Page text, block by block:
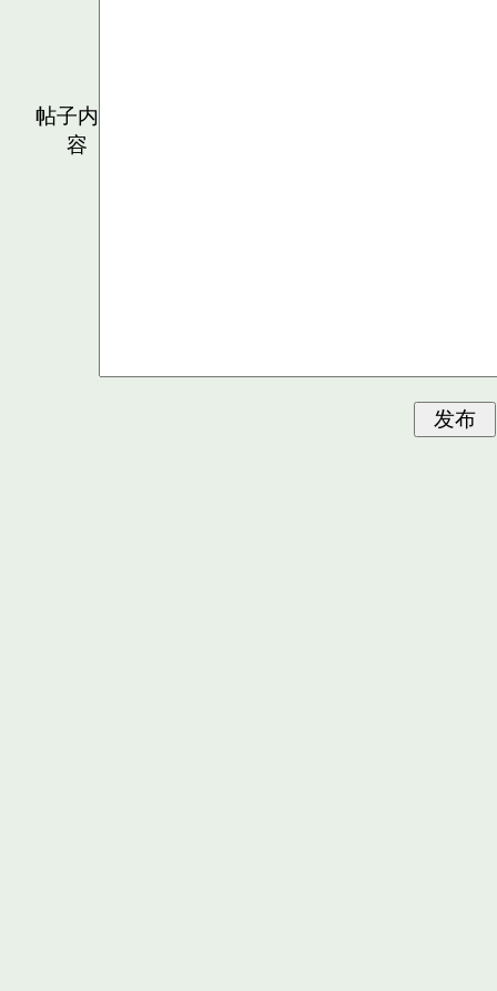
帖子内
容